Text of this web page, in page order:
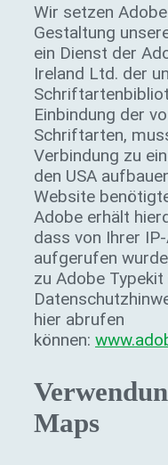
Wir setzen
Gestaltung
ein Dienst der
Ireland Ltd. der
Einbindung der
Schriftarten,
Verbindung zu
den USA
Website
Adobe erhält
dass von Ihrer
aufgerufen
zu Adobe
hier abrufen
können:
Maps